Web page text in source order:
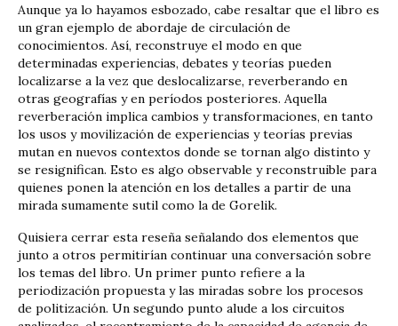
Aunque ya lo hayamos esbozado, cabe resaltar que el libro es
un gran ejemplo de abordaje de circulación de
conocimientos. Así, reconstruye el modo en que
determinadas experiencias, debates y teorías pueden
localizarse a la vez que deslocalizarse, reverberando en
otras geografías y en períodos posteriores. Aquella
reverberación implica cambios y transformaciones, en tanto
los usos y movilización de experiencias y teorías previas
mutan en nuevos contextos donde se tornan algo distinto y
se resignifican. Esto es algo observable y reconstruible para
quienes ponen la atención en los detalles a partir de una
mirada sumamente sutil como la de Gorelik.
Quisiera cerrar esta reseña señalando dos elementos que
junto a otros permitirían continuar una conversación sobre
los temas del libro. Un primer punto refiere a la
periodización propuesta y las miradas sobre los procesos
de politización. Un segundo punto alude a los circuitos